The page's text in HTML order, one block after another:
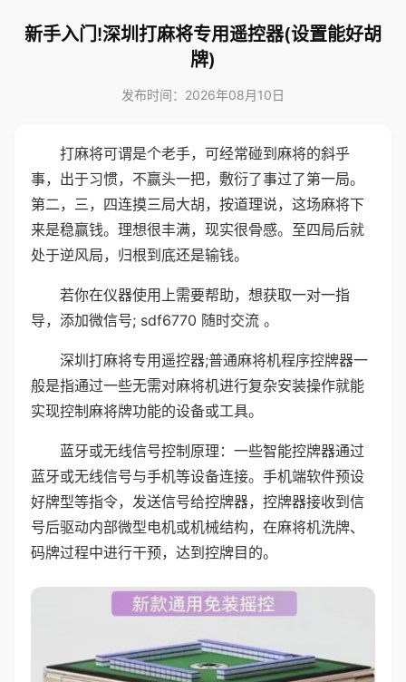
新手入门!深圳打麻将专用遥控器(设置能好胡
牌)
发布时间：2026年08月10日
打麻将可谓是个老手，可经常碰到麻将的斜乎
事，出于习惯，不赢头一把，敷衍了事过了第一局。
第二，三，四连摸三局大胡，按道理说，这场麻将下
来是稳赢钱。理想很丰满，现实很骨感。至四局后就
处于逆风局，归根到底还是输钱。
若你在仪器使用上需要帮助，想获取一对一指
导，添加微信号; sdf6770 随时交流 。
深圳打麻将专用遥控器;普通麻将机程序控牌器一
般是指通过一些无需对麻将机进行复杂安装操作就能
实现控制麻将牌功能的设备或工具。
蓝牙或无线信号控制原理：一些智能控牌器通过
蓝牙或无线信号与手机等设备连接。手机端软件预设
好牌型等指令，发送信号给控牌器，控牌器接收到信
号后驱动内部微型电机或机械结构，在麻将机洗牌、
码牌过程中进行干预，达到控牌目的。